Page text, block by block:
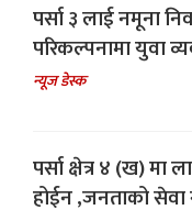
पर्सा ३ लाई नमूना
परिकल्पनामा युवा
न्यूज डेस्क
पर्सा क्षेत्र ४ (ख) मा
होईन ,जनताको सेवा